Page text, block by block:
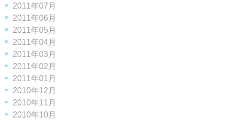
2011年07月
2011年06月
2011年05月
2011年04月
2011年03月
2011年02月
2011年01月
2010年12月
2010年11月
2010年10月